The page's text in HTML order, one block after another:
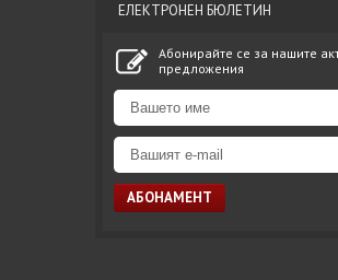
ЕЛЕКТРОНЕН БЮЛЕТИН
Абонирайте се за нашите
предложения